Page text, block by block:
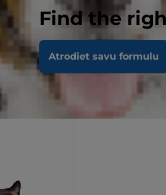
Find the
Atrodiet savu formulu